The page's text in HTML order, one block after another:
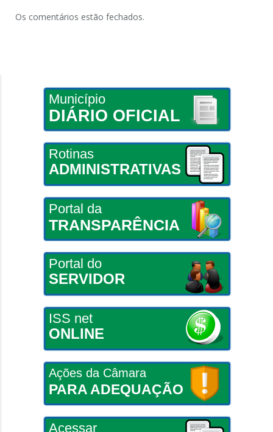
Os comentários estão fechados.
Município
DIÁRIO OFICIAL
Rotinas
ADMINISTRATIVAS
Portal da
TRANSPARÊNCIA
Portal do
SERVIDOR
ISS net
ONLINE
Ações da Câmara
PARA ADEQUAÇÃO
Acessar